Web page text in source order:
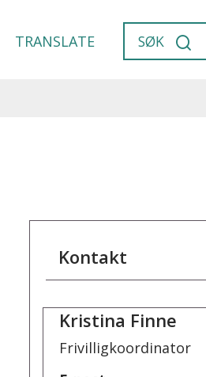
TRANSLATE SØK
Kontakt
Kristina Finne
Frivilligkoordinator